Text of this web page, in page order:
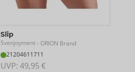
Slip
Svenjoyment- ORION Brand
21204611711
UVP: 49,95 €